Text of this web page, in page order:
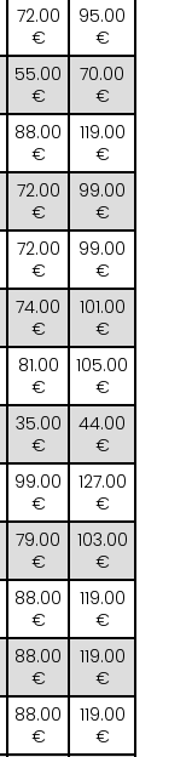
72.00
€
95.00
€
55.00
€
70.00
€
88.00
€
119.00
€
72.00
€
99.00
€
72.00
€
99.00
€
74.00
€
101.00
€
81.00
€
105.00
€
35.00
€
44.00
€
99.00
€
127.00
€
79.00
€
103.00
€
88.00
€
119.00
€
88.00
€
119.00
€
88.00
€
119.00
€